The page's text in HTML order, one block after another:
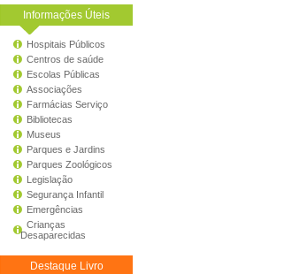
Informações Úteis
Hospitais Públicos
Centros de saúde
Escolas Públicas
Associações
Farmácias Serviço
Bibliotecas
Museus
Parques e Jardins
Parques Zoológicos
Legislação
Segurança Infantil
Emergências
Crianças
Desaparecidas
Destaque Livro